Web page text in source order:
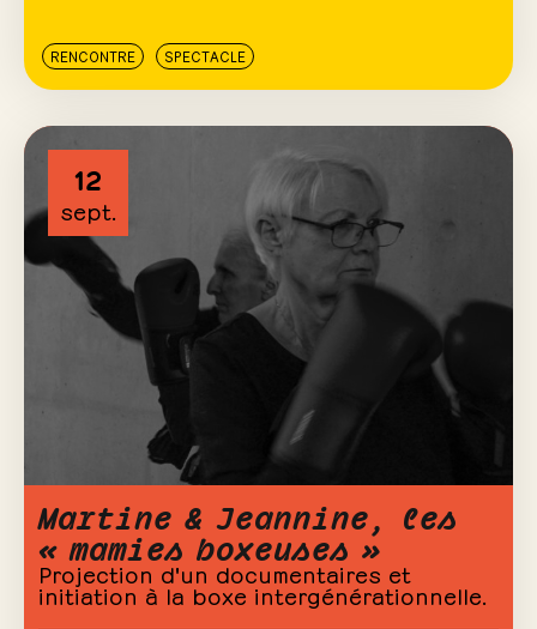
RENCONTRE SPECTACLE
12
sept.
Martine & Jeannine, les
« mamies boxeuses »
Projection d'un documentaires et
initiation à la boxe intergénérationnelle.